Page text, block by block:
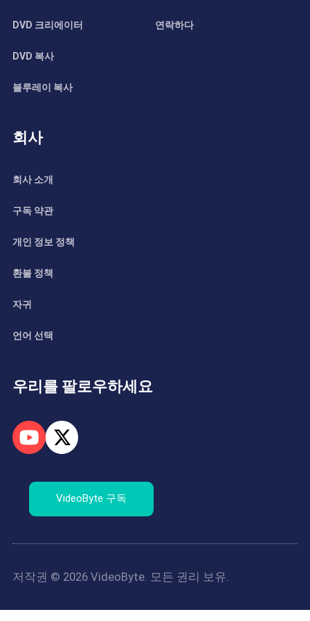
DVD 크리에이터
DVD 복사
블루레이 복사
연락하다
회사
회사 소개
구독 약관
개인 정보 정책
환불 정책
자귀
언어 선택
우리를 팔로우하세요
VideoByte 구독
저작권 © 2026 VideoByte. 모든 권리 보유.